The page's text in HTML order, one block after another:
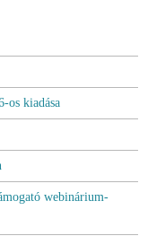
os kiadása
webinárium-